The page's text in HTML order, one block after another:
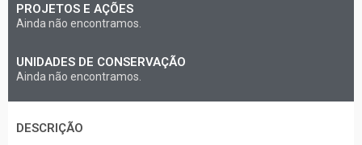
PROJETOS E AÇÕES
Ainda não encontramos.
UNIDADES DE CONSERVAÇÃO
Ainda não encontramos.
DESCRIÇÃO​